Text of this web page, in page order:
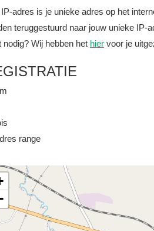
adres is je unieke adres op het
teruggestuurd naar jouw unieke IP-
nodig? Wij hebben het hier voor je
range